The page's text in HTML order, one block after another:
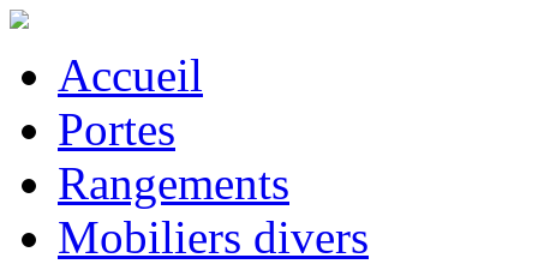
Accueil
Portes
Rangements
Mobiliers divers